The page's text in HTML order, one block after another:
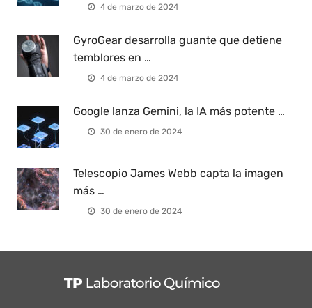
4 de marzo de 2024
GyroGear desarrolla guante que detiene
temblores en …
4 de marzo de 2024
Google lanza Gemini, la IA más potente …
30 de enero de 2024
Telescopio James Webb capta la imagen
más …
30 de enero de 2024